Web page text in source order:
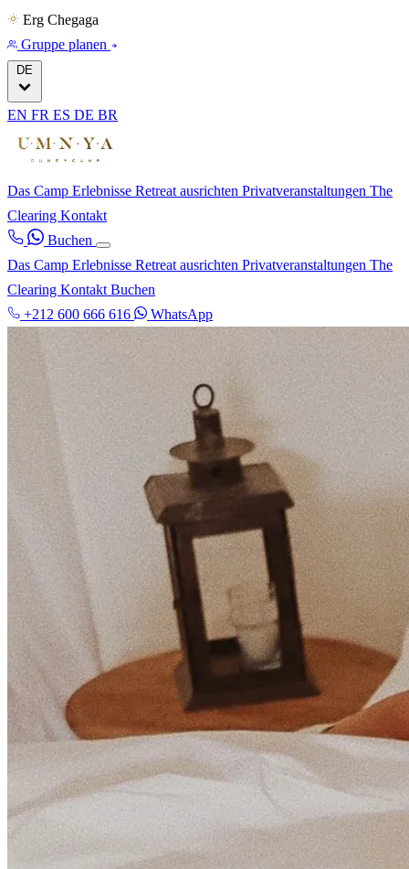
Erg Chegaga
Gruppe planen
DE
EN FR ES DE BR
Das Camp Erlebnisse Retreat ausrichten Privatveranstaltungen The
Clearing Kontakt
Buchen
Das Camp Erlebnisse Retreat ausrichten Privatveranstaltungen The
Clearing Kontakt Buchen
+212 600 666 616
WhatsApp